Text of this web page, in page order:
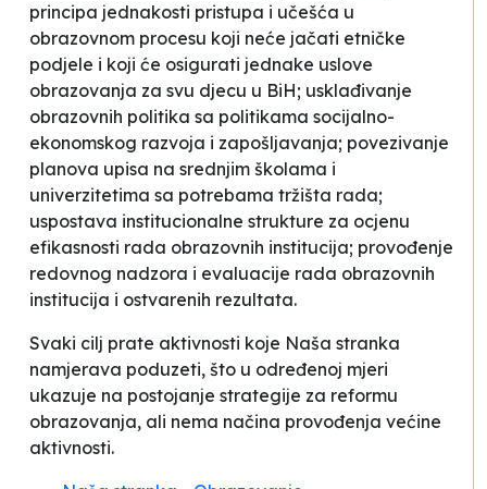
principa jednakosti pristupa i učešća u
obrazovnom procesu koji neće jačati etničke
podjele i koji će osigurati jednake uslove
obrazovanja za svu djecu u BiH; usklađivanje
obrazovnih politika sa politikama socijalno-
ekonomskog razvoja i zapošljavanja; povezivanje
planova upisa na srednjim školama i
univerzitetima sa potrebama tržišta rada;
uspostava institucionalne strukture za ocjenu
efikasnosti rada obrazovnih institucija; provođenje
redovnog nadzora i evaluacije rada obrazovnih
institucija i ostvarenih rezultata.
Svaki cilj prate aktivnosti koje Naša stranka
namjerava poduzeti, što u određenoj mjeri
ukazuje na postojanje strategije za reformu
obrazovanja, ali nema načina provođenja većine
aktivnosti.